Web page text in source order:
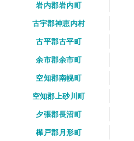
岩内郡岩内町
古宇郡神恵内村
古平郡古平町
余市郡余市町
空知郡南幌町
空知郡上砂川町
夕張郡長沼町
樺戸郡月形町